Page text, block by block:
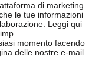
di marketing.
le tue informazioni
Leggi qui
.
momento facendo
delle nostre e-mail.